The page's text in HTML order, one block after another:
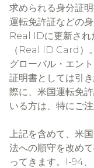
求められる身分証
運転免許証などの
Real IDに更新され
（Real ID Card）
グローバル・エン
証明書としては引
際に、米国運転免
いる方は、特にご注
上記を含めて、米
法への順守を改め
ってきます。I-94